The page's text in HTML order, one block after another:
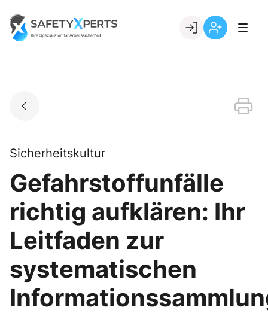
content
Go to landing page.
Sicherheitskultur
Gefahrstoffunfälle
richtig aufklären: Ihr
Leitfaden zur
systematischen